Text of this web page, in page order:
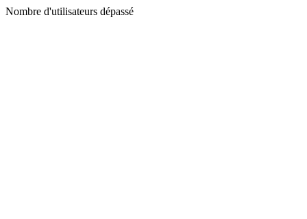
Nombre d'utilisateurs dépassé